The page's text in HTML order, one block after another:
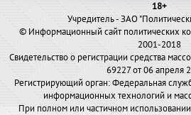
18+
Учредитель - ЗАО
© Информационный сайт политических
2001-2018
Свидетельство о регистрации средства
69227 от 06 апреля
Регистрирующий орган: Федеральная
информационных технологий и
При полном или частичном использовании